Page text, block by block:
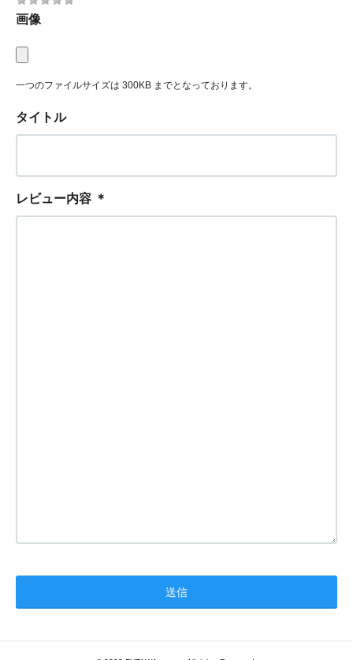
画像
一つのファイルサイズは 300KB までとなっております。
タイトル
レビュー内容 ＊